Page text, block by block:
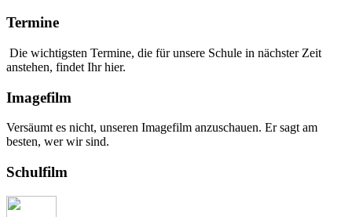
Termine
Die wichtigsten Termine, die für unsere Schule in nächster Zeit
anstehen, findet Ihr hier.
Imagefilm
Versäumt es nicht, unseren Imagefilm anzuschauen. Er sagt am
besten, wer wir sind.
Schulfilm